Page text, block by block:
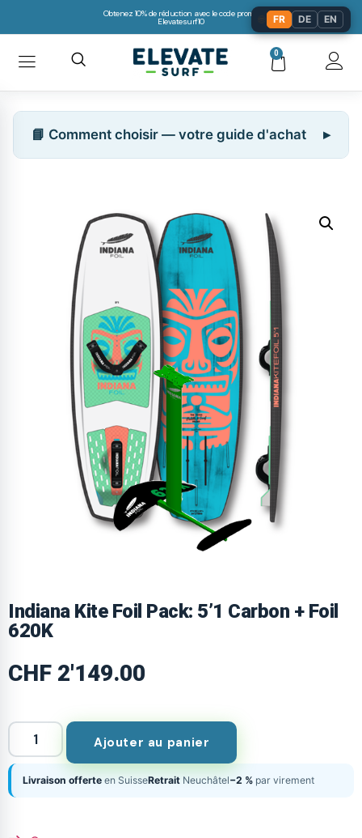
Obtenez 10% de réduction avec le code promo:
Elevatesurf10
0
📘 Comment choisir — votre guide d'achat
Indiana Kite Foil Pack: 5’1 Carbon + Foil
620K
CHF 2'149.00
Ajouter au panier
Livraison offerte en SuisseRetrait Neuchâtel−2 % par virement
FR DE EN